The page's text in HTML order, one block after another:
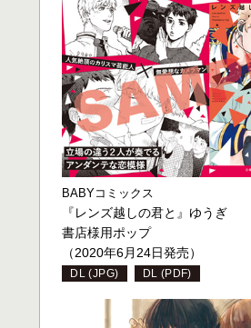
BABYコミックス
『レンズ越しの君と』ゆうぎ
書店様用ポップ
（2020年6月24日発売）
DL (JPG) DL (PDF)